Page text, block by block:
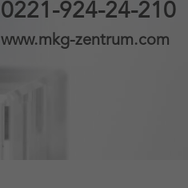
0221-924-24-210
www.mkg-zentrum.com